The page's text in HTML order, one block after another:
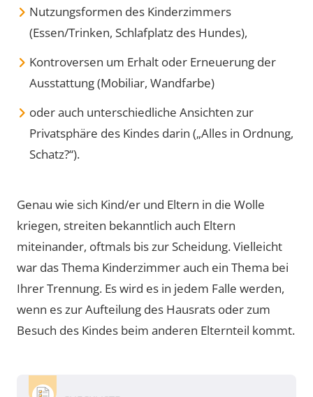
Nutzungsformen des Kinderzimmers
(Essen/Trinken, Schlafplatz des Hundes),
Kontroversen um Erhalt oder Erneuerung der
Ausstattung (Mobiliar, Wandfarbe)
oder auch unterschiedliche Ansichten zur
Privatsphäre des Kindes darin („Alles in Ordnung,
Schatz?“).
Genau wie sich Kind/er und Eltern in die Wolle
kriegen, streiten bekanntlich auch Eltern
miteinander, oftmals bis zur Scheidung. Vielleicht
war das Thema Kinderzimmer auch ein Thema bei
Ihrer Trennung. Es wird es in jedem Falle werden,
wenn es zur Aufteilung des Hausrats oder zum
Besuch des Kindes beim anderen Elternteil kommt.